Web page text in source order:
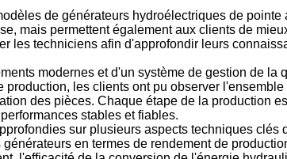
de générateurs hydroélectriques de
mais permettent également aux clients de
les techniciens afin d'approfondir leurs
modernes et d'un système de gestion de la
les clients ont pu observer
des pièces. Chaque étape de la production
stables et fiables.
sur plusieurs aspects techniques
en termes de rendement de